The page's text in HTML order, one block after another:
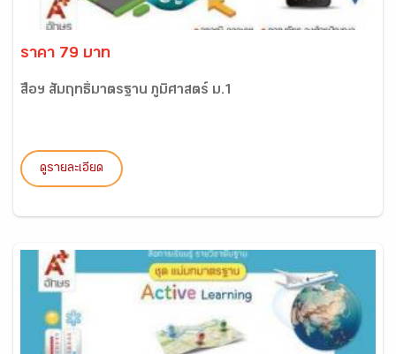
ราคา 79 บาท
สื่อฯ สัมฤทธิ์มาตรฐาน ภูมิศาสตร์ ม.1
ดูรายละเอียด